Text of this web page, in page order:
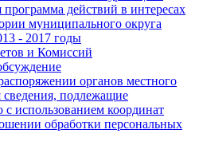
действий в интересах
муниципального округа
- 2017 годы
и Комиссий
органов местного
сведения, подлежащие
с использованием координат
обработки персональных